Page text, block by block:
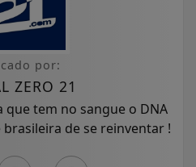
por:
ZERO 21
tem no sangue o DNA
de se reinventar !